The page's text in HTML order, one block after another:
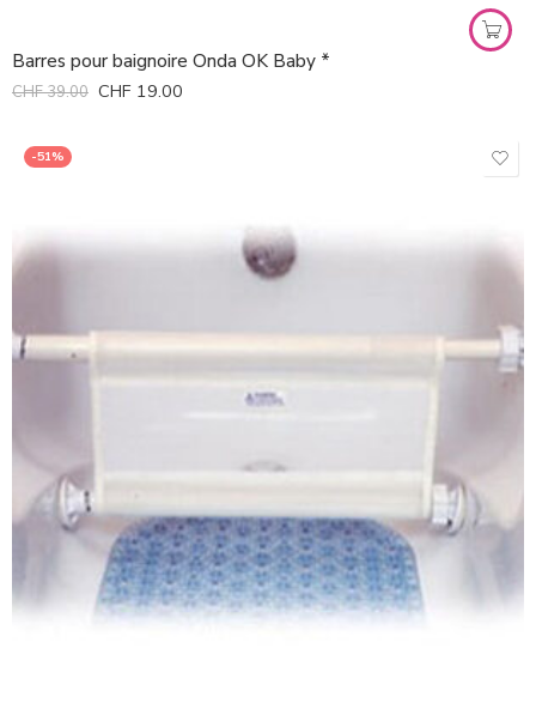
Barres pour baignoire Onda OK Baby *
CHF39.00 CHF 19.00
-51%